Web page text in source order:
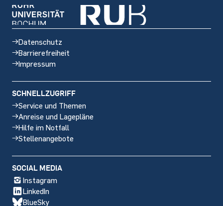
Datenschutz
Barrierefreiheit
Impressum
SCHNELLZUGRIFF
Service und Themen
Anreise und Lagepläne
Hilfe im Notfall
Stellenangebote
media
SOCIAL MEDIA
Instagram
LinkedIn
BlueSky